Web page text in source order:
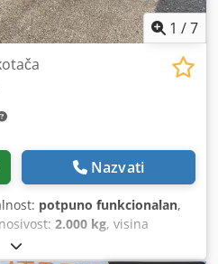
1 /7
Nazvati
potpuno funkcionalan,
2.000 kg, visina
dizanje: